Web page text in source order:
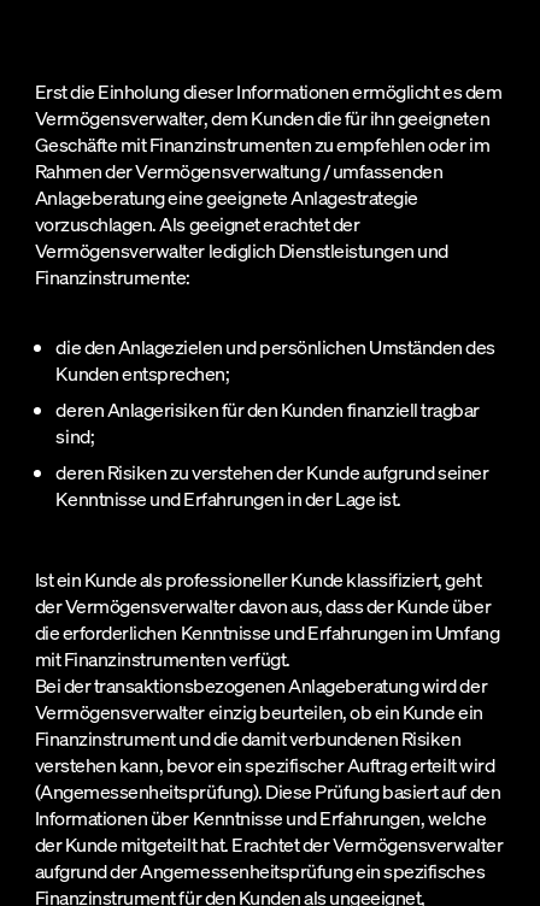
Erst die Einholung dieser Informationen ermöglicht es dem
Vermögensverwalter, dem Kunden die für ihn geeigneten
Geschäfte mit Finanzinstrumenten zu empfehlen oder im
Rahmen der Vermögensverwaltung / umfassenden
Anlageberatung eine geeignete Anlagestrategie
vorzuschlagen. Als geeignet erachtet der
Vermögensverwalter lediglich Dienstleistungen und
Finanzinstrumente:
die den Anlagezielen und persönlichen Umständen des
Kunden entsprechen;
deren Anlagerisiken für den Kunden finanziell tragbar
sind;
deren Risiken zu verstehen der Kunde aufgrund seiner
Kenntnisse und Erfahrungen in der Lage ist.
Ist ein Kunde als professioneller Kunde klassifiziert, geht
der Vermögensverwalter davon aus, dass der Kunde über
die erforderlichen Kenntnisse und Erfahrungen im Umfang
mit Finanzinstrumenten verfügt.
Bei der transaktionsbezogenen Anlageberatung wird der
Vermögensverwalter einzig beurteilen, ob ein Kunde ein
Finanzinstrument und die damit verbundenen Risiken
verstehen kann, bevor ein spezifischer Auftrag erteilt wird
(Angemessenheitsprüfung). Diese Prüfung basiert auf den
Informationen über Kenntnisse und Erfahrungen, welche
der Kunde mitgeteilt hat. Erachtet der Vermögensverwalter
aufgrund der Angemessenheitsprüfung ein spezifisches
Finanzinstrument für den Kunden als ungeeignet,